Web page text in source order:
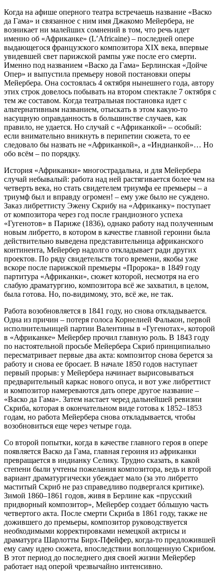
Когда на афише оперного театра встречаешь название «Васко
да Гама» и связанное с ним имя Джакомо Мейербера, не
возникает ни малейших сомнений в том, что речь идет
именно об «Африканке» (L’Africaine) – последней опере
выдающегося французского композитора XIX века, впервые
увидевшей свет парижской рампы уже после его смерти.
Именно под названием «Васко да Гама» Берлинская «Дойче
Опер» и выпустила премьеру новой постановки оперы
Мейербера. Она состоялась 4 октября нынешнего года, автору
этих строк довелось побывать на втором спектакле 7 октября с
тем же составом. Когда театральная постановка идет с
альтернативным названием, отыскать в этом какую-то
насущную оправданность в большинстве случаев, как
правило, не удается. Но случай с «Африканкой» – особый:
если внимательно вникнуть в перипетии сюжета, то ее
следовало бы назвать не «Африканкой», а «Индианкой»… Но
обо всём – по порядку.
История «Африканки» многострадальна, и для Мейербера
случай небывалый: работа над ней растягивается более чем на
четверть века, но стать свидетелем триумфа ее премьеры – а
триумф был и вправду огромен! – ему уже было не суждено.
Заказ либреттисту Эжену Скрибу на «Африканку» поступает
от композитора через год после грандиозного успеха
«Гугенотов» в Париже (1836), однако работу над полученным
новым либретто, в котором в качестве главной героини была
действительно выведена представительница африканского
континента, Мейербер надолго откладывает ради других
проектов. По ряду свидетельств того времени, якобы уже
вскоре после парижской премьеры «Пророка» в 1849 году
партитура «Африканки», сюжет которой, несмотря на его
слабую драматургию, композитора всё же захватил, в целом,
была готова. Но, по-видимому, это, всё же, не так.
Работа возобновляется в 1841 году, но снова откладывается.
Одна из причин – потеря голоса Корнелией Фалькон, первой
исполнительницей партии Валентины в «Гугенотах», которой
в «Африканке» Мейербер прочил главную роль. В 1843 году
по настоятельной просьбе Мейербера Скриб принципиально
пересматривает первые два акта: композитор снова берется за
работу и снова ее бросает. В начале 1850 годов наступает
первый прорыв: у Мейербера начинает вырисовываться
предварительный каркас нового опуса, и вот уже либреттист
и композитор намереваются дать опере другое название –
«Васко да Гама». Затем настает черед дальнейшей ревизии
Скриба, которая в окончательном виде готова к 1852–1853
годам, но работа Мейербера снова откладывается, чтобы
возобновиться еще через четыре года.
Со второй попытки, когда в качестве главного героя в опере
появляется Васко да Гама, главная героиня из африканки
превращается в индианку Селику. Трудно сказать, в какой
степени были учтены пожелания композитора, ведь и второй
вариант драматургически убеждает мало (за это либретто
маститый Скриб не раз справедливо подвергался критике).
Зимой 1860–1861 годов, живя в Берлине как «прусский
придворный композитор», Мейербер создает бóльшую часть
четвертого акта. После смерти Скриба в 1861 году, также не
дожившего до премьеры, композитор руководствуется
необходимыми корректировками немецкой актрисы и
драматурга Шарлотты Бирх-Пфейфер, когда-то предложившей
ему саму идею сюжета, впоследствии воплощенную Скрибом.
В этот период до последнего дня своей жизни Мейербер
работает над оперой чрезвычайно интенсивно.